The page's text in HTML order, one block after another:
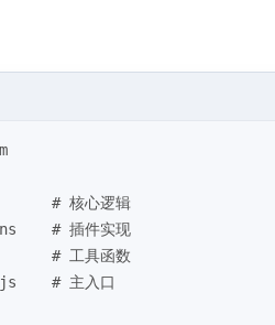
# 核心逻辑
# 插件实现
# 工具函数
# 主入口